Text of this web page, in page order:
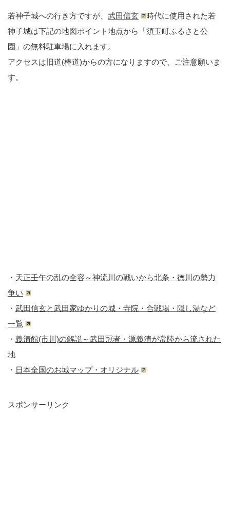
若神子城への行き方ですが、 武田信玄
時代に使用された若
神子城は下記の地図ポイント地点から「須玉町ふるさと公
園」の無料駐車場に入れます。
アクセスは旧道(棒道)からの方になりますので、ご注意願いま
す。
・ 天正壬午の乱の全容～神流川の戦いから北条・徳川の勢力
争い
・ 武田信玄と武田家ゆかりの城・寺院・合戦場・隠し湯など
一覧
・ 義清館(市川)の解説～武田冠者・源義清が常陸から流された
地
・ 日本全国のお城マップ・オリジナル
スポンサーリンク